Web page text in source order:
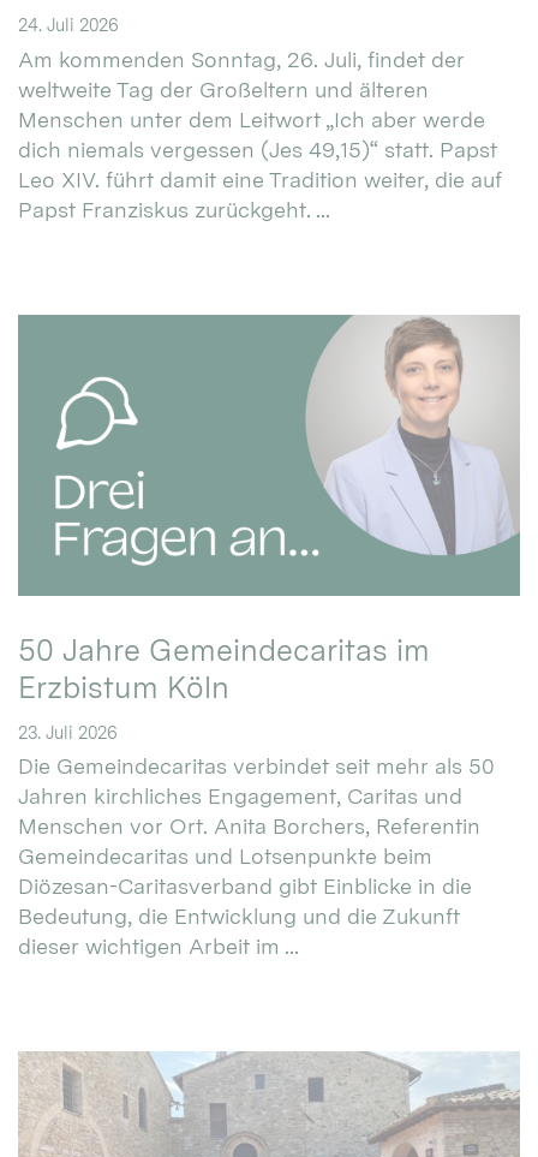
24. Juli 2026
Am kommenden Sonntag, 26. Juli, findet der
weltweite Tag der Großeltern und älteren
Menschen unter dem Leitwort „Ich aber werde
dich niemals vergessen (Jes 49,15)“ statt. Papst
Leo XIV. führt damit eine Tradition weiter, die auf
Papst Franziskus zurückgeht. ...
50 Jahre Gemeindecaritas im
Erzbistum Köln
23. Juli 2026
Die Gemeindecaritas verbindet seit mehr als 50
Jahren kirchliches Engagement, Caritas und
Menschen vor Ort. Anita Borchers, Referentin
Gemeindecaritas und Lotsenpunkte beim
Diözesan-Caritasverband gibt Einblicke in die
Bedeutung, die Entwicklung und die Zukunft
dieser wichtigen Arbeit im ...